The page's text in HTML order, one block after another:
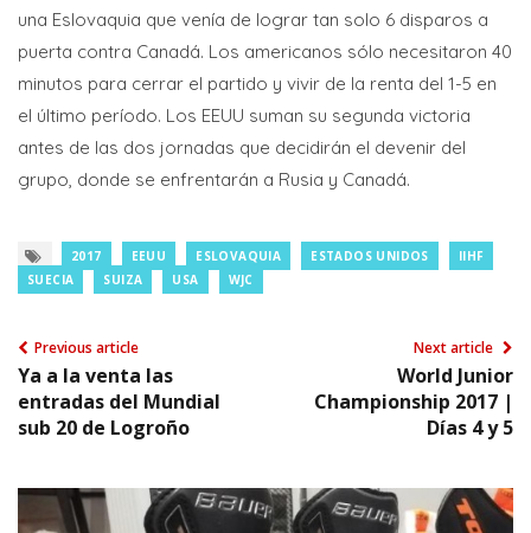
una Eslovaquia que venía de lograr tan solo 6 disparos a
puerta contra Canadá. Los americanos sólo necesitaron 40
minutos para cerrar el partido y vivir de la renta del 1-5 en
el último período. Los EEUU suman su segunda victoria
antes de las dos jornadas que decidirán el devenir del
grupo, donde se enfrentarán a Rusia y Canadá.
2017 EEUU ESLOVAQUIA ESTADOS UNIDOS
IIHF
SUECIA
SUIZA USA WJC
Previous article
Ya a la venta las
entradas del Mundial
sub 20 de Logroño
Next article
World Junior
Championship 2017 |
Días 4 y 5